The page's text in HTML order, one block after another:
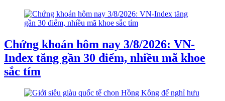
Chứng khoán hôm nay 3/8/2026: VN-
Index tăng gần 30 điểm, nhiều mã khoe
sắc tím